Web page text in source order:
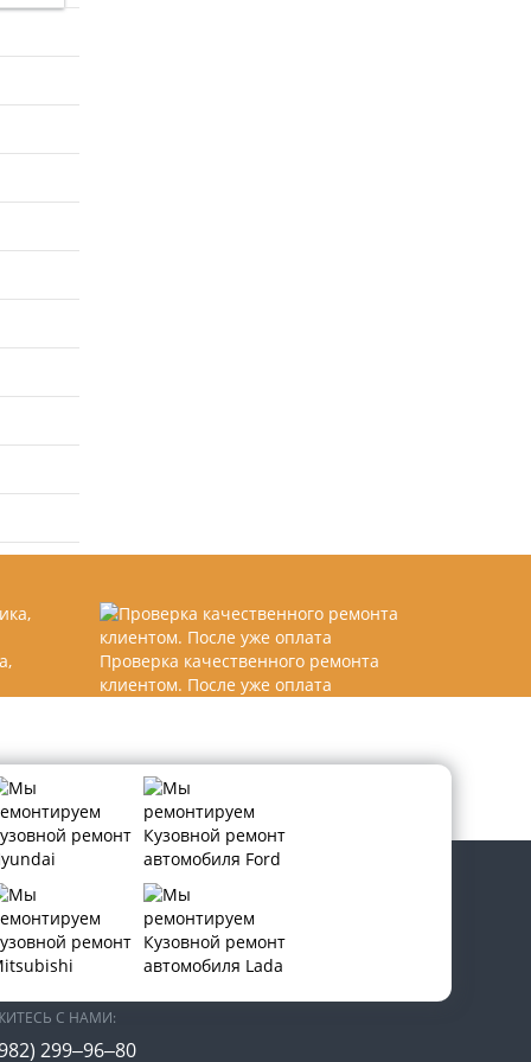
Проверка качественного ремонта
клиентом. После уже оплата
СОЦИАЛЬНЫХ СЕТЯХ:
С НАМИ:
299‒96‒80